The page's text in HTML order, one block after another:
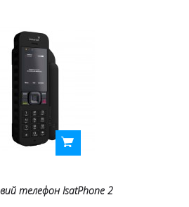
телефон IsatPhone 2